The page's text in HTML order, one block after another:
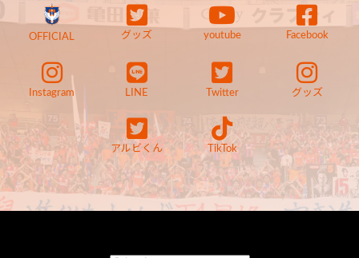
OFFICIAL グッズ youtube Facebook
Instagram LINE Twitter グッズ
アルビくん TikTok